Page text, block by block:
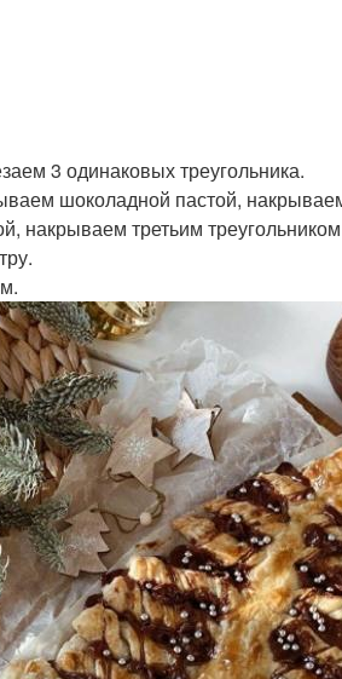
3 одинаковых треугольника.
шоколадной пастой,
накрываем третьим